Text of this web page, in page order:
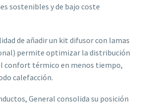
sostenibles y de bajo coste
de añadir un kit difusor con lamas
permite optimizar la distribución
confort térmico en menos tiempo,
calefacción.
General consolida su posición